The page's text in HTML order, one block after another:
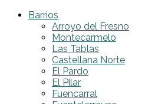
Barrios
Arroyo del Fresno
Montecarmelo
Las Tablas
Castellana Norte
El Pardo
El Pilar
Fuencarral